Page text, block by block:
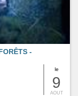
le
9
AOUT
-